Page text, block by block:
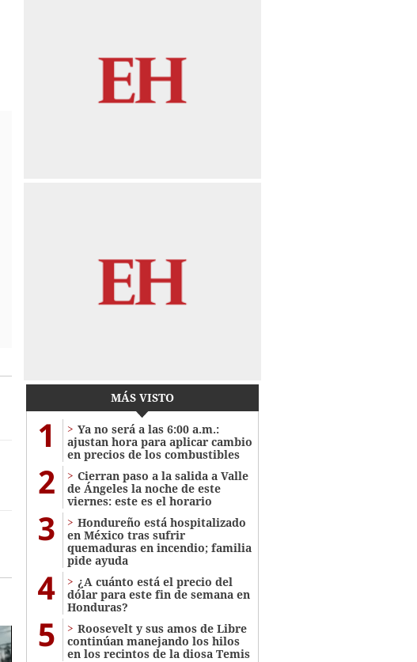
MÁS VISTO
1
Ya no será a las 6:00 a.m.:
ajustan hora para aplicar cambio
en precios de los combustibles
2
Cierran paso a la salida a Valle
de Ángeles la noche de este
viernes: este es el horario
3
Hondureño está hospitalizado
en México tras sufrir
quemaduras en incendio; familia
pide ayuda
4
¿A cuánto está el precio del
dólar para este fin de semana en
Honduras?
5
Roosevelt y sus amos de Libre
continúan manejando los hilos
en los recintos de la diosa Temis